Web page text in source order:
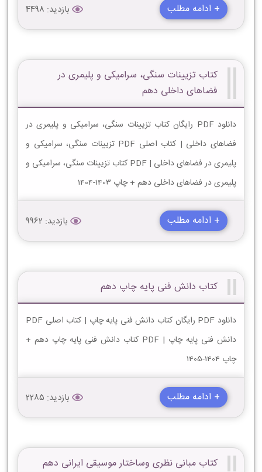
+ ادامه مطلب بازدید: 4498
کتاب تزیینات سنگی، سرامیکی و پلیمری در
فضاهای داخلی دهم
دانلود PDF رایگان کتاب تزیینات سنگی، سرامیکی و پلیمری در
فضاهای داخلی | کتاب اصلی PDF تزیینات سنگی، سرامیکی و
پلیمری در فضاهای داخلی | PDF کتاب تزیینات سنگی، سرامیکی و
پلیمری در فضاهای داخلی دهم + چاپ 1403-1404
+ ادامه مطلب بازدید: 9962
کتاب دانش فنی پایه چاپ دهم
دانلود PDF رایگان کتاب دانش فنی پایه چاپ | کتاب اصلی PDF
دانش فنی پایه چاپ | PDF کتاب دانش فنی پایه چاپ دهم +
چاپ 1404-1405
+ ادامه مطلب بازدید: 2285
کتاب مبانی نظری وساختار موسیقی ایرانی دهم